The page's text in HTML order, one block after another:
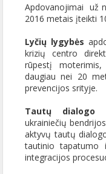
Apdovanojimai už
2016 metais įteikti
Lyčių lygybės
krizių centro
rūpestį
daugiau nei 20
prevencijos srityje.
Tautų dialogo
ukrainiečių
aktyvų tautų
tautinio tapatumo
integracijos